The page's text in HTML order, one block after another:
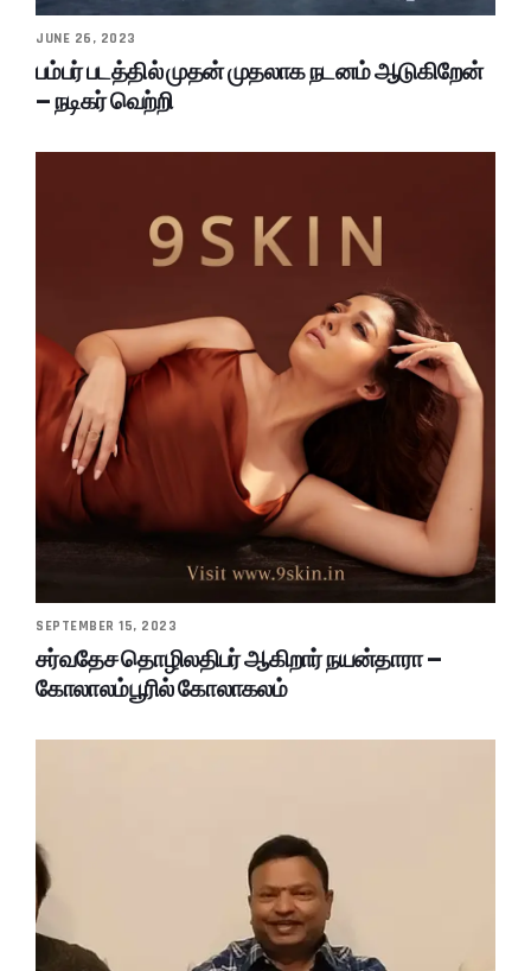
JUNE 26, 2023
பம்பர் படத்தில் முதன் முதலாக நடனம் ஆடுகிறேன்
– நடிகர் வெற்றி
SEPTEMBER 15, 2023
சர்வதேச தொழிலதிபர் ஆகிறார் நயன்தாரா –
கோலாலம்பூரில் கோலாகலம்